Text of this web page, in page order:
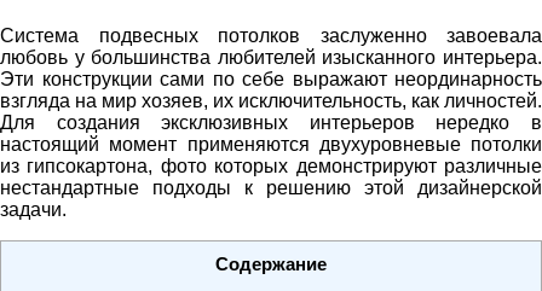
Система подвесных потолков заслуженно завоевала
любовь у большинства любителей изысканного интерьера.
Эти конструкции сами по себе выражают неординарность
взгляда на мир хозяев, их исключительность, как личностей.
Для создания эксклюзивных интерьеров нередко в
настоящий момент применяются двухуровневые потолки
из гипсокартона, фото которых демонстрируют различные
нестандартные подходы к решению этой дизайнерской
задачи.
Содержание